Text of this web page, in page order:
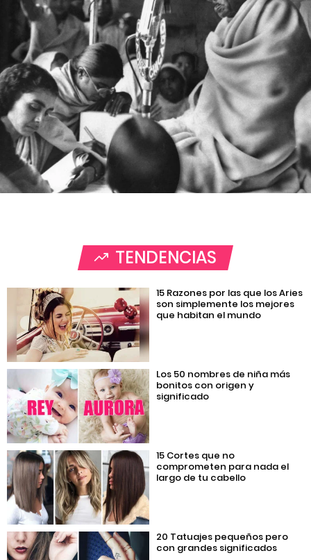
TENDENCIAS
15 Razones por las que los Aries
son simplemente los mejores
que habitan el mundo
Los 50 nombres de niña más
bonitos con origen y
significado
15 Cortes que no
comprometen para nada el
largo de tu cabello
20 Tatuajes pequeños pero
con grandes significados